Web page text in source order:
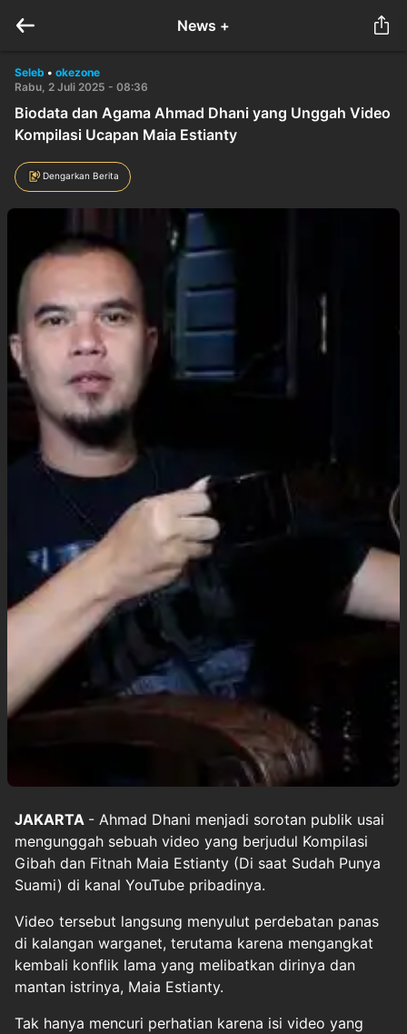
News +
Seleb • okezone
Rabu, 2 Juli 2025 - 08:36
Biodata dan Agama Ahmad Dhani yang Unggah Video
Kompilasi Ucapan Maia Estianty
Dengarkan Berita
JAKARTA - Ahmad Dhani menjadi sorotan publik usai
mengunggah sebuah video yang berjudul Kompilasi
Gibah dan Fitnah Maia Estianty (Di saat Sudah Punya
Suami) di kanal YouTube pribadinya.
Video tersebut langsung menyulut perdebatan panas
di kalangan warganet, terutama karena mengangkat
kembali konflik lama yang melibatkan dirinya dan
mantan istrinya, Maia Estianty.
Tak hanya mencuri perhatian karena isi video yang